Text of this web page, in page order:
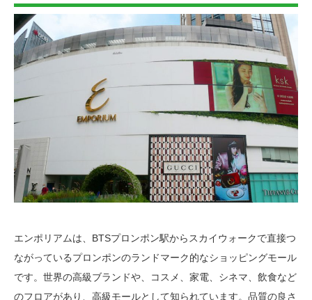
エンポリアムは、BTSプロンポン駅からスカイウォークで直接つ
ながっているプロンポンのランドマーク的なショッピングモール
です。世界の高級ブランドや、コスメ、家電、シネマ、飲食など
のフロアがあり、高級モールとして知られています。品質の良さ